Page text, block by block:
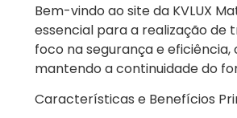
Bem-vindo ao site da KVLUX
essencial para a realização de
foco na segurança e
mantendo a continuidade do
Características e Benefícios